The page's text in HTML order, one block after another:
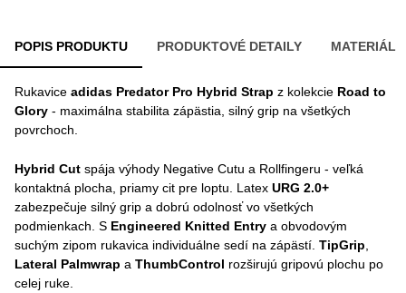
POPIS PRODUKTU PRODUKTOVÉ DETAILY MATERIÁL
Rukavice adidas Predator Pro Hybrid Strap z kolekcie Road to
Glory - maximálna stabilita zápästia, silný grip na všetkých
povrchoch.
Hybrid Cut spája výhody Negative Cutu a Rollfingeru - veľká
kontaktná plocha, priamy cit pre loptu. Latex URG 2.0+
zabezpečuje silný grip a dobrú odolnosť vo všetkých
podmienkach. S Engineered Knitted Entry a obvodovým
suchým zipom rukavica individuálne sedí na zápästí. TipGrip
Lateral Palmwrap a ThumbControl rozširujú gripovú plochu po
celej ruke.